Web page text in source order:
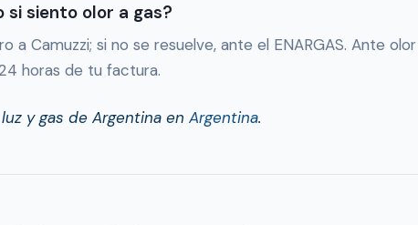
si siento olor a gas?
Camuzzi; si no se resuelve, ante el ENARGAS. Ante
horas de tu factura.
y gas de Argentina en Argentina.